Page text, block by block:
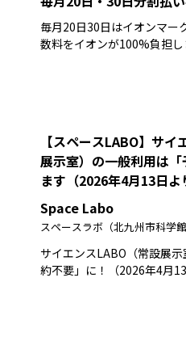
毎月20日30日はイオンマー
数料をイオンが100%負担
【スペースLABO】サ
展示室）の一般利用は
ます（2026年4月13日よ
Space Labo
スペースラボ（北九州市科学館
サイエンスLABO（常設展
約不要」に！（2026年4月